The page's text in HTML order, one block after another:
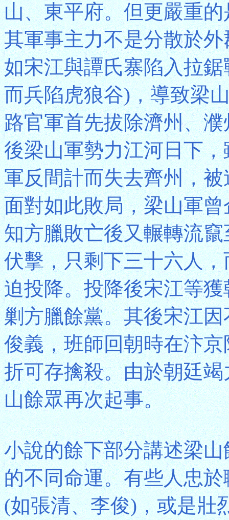
山、東平府。但更嚴重
其軍事主力不是分散於
如宋江與譚氏寨陷入拉
而兵陷虎狼谷)，導致梁
路官軍首先拔除濟州、
後梁山軍勢力江河日下
軍反間計而失去齊州，
面對如此敗局，梁山軍
知方臘敗亡後又輾轉流
伏擊，只剩下三十六人
迫投降。投降後宋江等
剿方臘餘黨。其後宋江
俊義，班師回朝時在汴
折可存擒殺。由於朝廷
山餘眾再次起事。
小說的餘下部分講述梁
的不同命運。有些人忠
(如張清、李俊)，或是壯